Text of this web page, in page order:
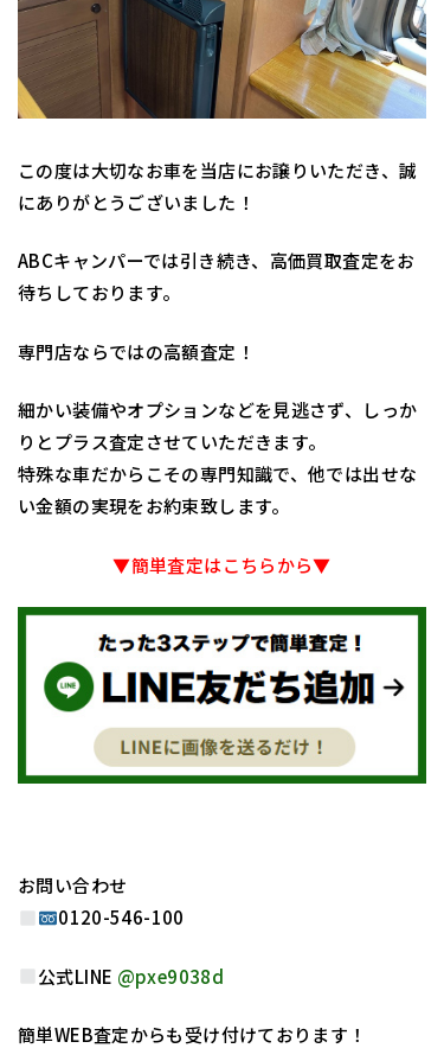
この度は大切なお車を当店にお譲りいただき、誠
にありがとうございました！
ABCキャンパーでは引き続き、高価買取査定をお
待ちしております‍。
専門店ならではの高額査定！
細かい装備やオプションなどを見逃さず、しっか
りとプラス査定させていただきます。
特殊な車だからこその専門知識で、他では出せな
い金額の実現をお約束致します。
▼簡単査定はこちらから▼
お問い合わせ
0120-546-100
公式LINE @pxe9038d
簡単WEB査定からも受け付けております！